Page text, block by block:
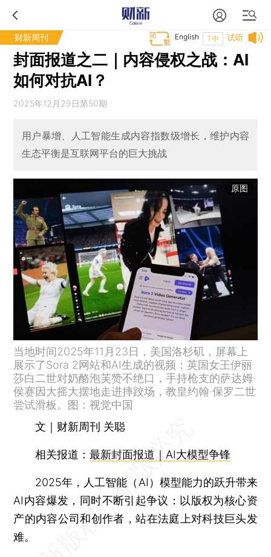
财新周刊 试听
T中
English
封面报道之二｜内容侵权之战：AI
如何对抗AI？
2025年12月29日第50期
用户暴增、人工智能生成内容指数级增长，维护内容
生态平衡是互联网平台的巨大挑战
原图
当地时间2025年11月23日，美国洛杉矶，屏幕上
展示了Sora 2网站和AI生成的视频：英国女王伊丽
莎白二世对奶酪泡芙赞不绝口，手持枪支的萨达姆·
侯赛因大摇大摆地走进摔跤场，教皇约翰·保罗二世
尝试滑板。图：视觉中国
文｜财新周刊 关聪
相关报道：最新封面报道｜AI大模型争锋
2025年，人工智能（AI）模型能力的跃升带来
AI内容爆发，同时不断引起争议：以版权为核心资
产的内容公司和创作者，站在法庭上对科技巨头发
难。